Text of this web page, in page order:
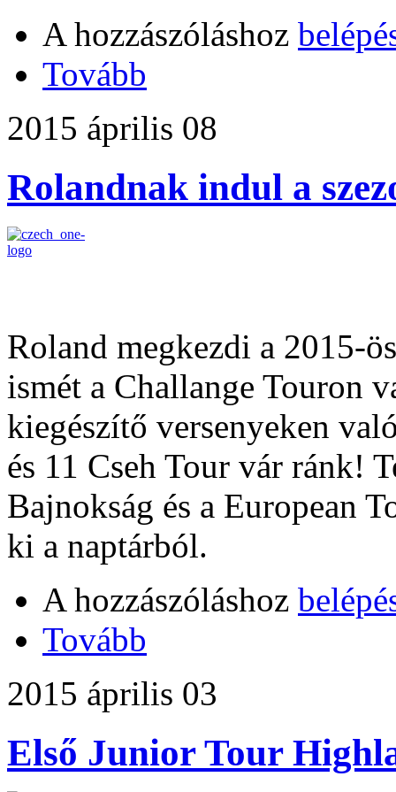
A hozzászóláshoz
Tovább
2015 április 08
Rolandnak indul a
Roland megkezdi a 2015-
ismét a Challange Touron
kiegészítő versenyeken
és 11 Cseh Tour vár ránk!
Bajnokság és a European
ki a naptárból.
A hozzászóláshoz
Tovább
2015 április 03
Első Junior Tour